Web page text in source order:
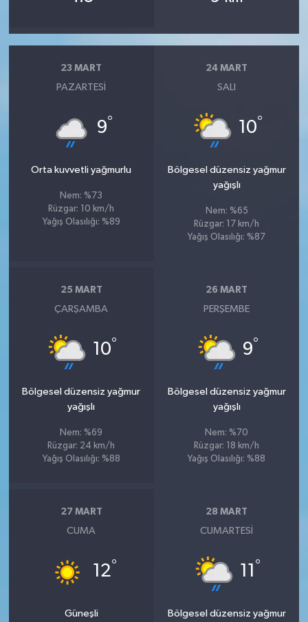
23 MART
PAZARTESI
9°
Orta kuvvetli yağmurlu
Nem: %73
Rüzgar: 10 km/h
Yağış Olasılığı: %89
24 MART
SALI
10°
Bölgesel düzensiz yağmur
yağışlı
Nem: %65
Rüzgar: 17 km/h
Yağış Olasılığı: %87
25 MART
ÇARŞAMBA
10°
Bölgesel düzensiz yağmur
yağışlı
Nem: %69
Rüzgar: 24 km/h
Yağış Olasılığı: %88
26 MART
PERŞEMBE
9°
Bölgesel düzensiz yağmur
yağışlı
Nem: %70
Rüzgar: 18 km/h
Yağış Olasılığı: %88
27 MART
CUMA
12°
Güneşli
28 MART
CUMARTESI
11 °
Bölgesel düzensiz yağmur